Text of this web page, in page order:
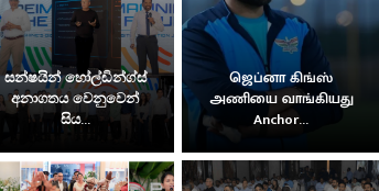
සන්ෂයින් හෝල්ඩින්ග්ස්
අනාගතය වෙනුවෙන්
සිය...
ஜெப்னா கிங்ஸ்
அணியை வாங்கியது
Anchor...